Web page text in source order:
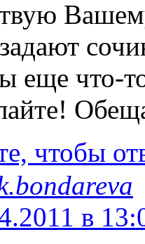
еще что-
чтобы
в